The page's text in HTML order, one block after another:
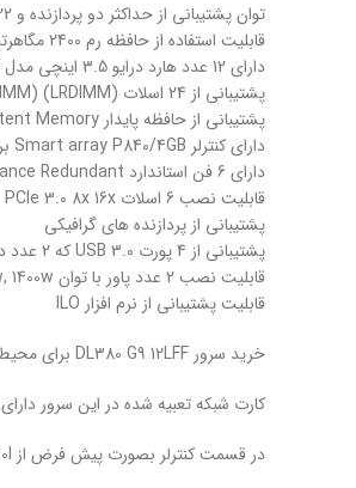
توان پشتیبانی از حداکثر دو پردازنده و 22 هسته در پردازنده از سری V3 مدل E5-2600
قابلیت استفاده از حافظه رم 2400 مگاهرتزی با حداکثر ظرفیت 3 ترابایت سازگار با پردازنده سری V4
دارای 12 عدد هارد درایو 3.5 اینچی مدل LFF
پشتیبانی از 24 اسلات (DIMM DDR4 (RDIMM) (LRDIMM
پشتیبانی از حافظه پایدار HPE Persistent Memory
دارای کنترلر Smart array P840/4GB برای هارد SAS
دارای 6 فن استاندارد High Performance Redundant
قابلیت نصب 6 اسلات PCIe 3.0 8x 16x
پشتیبانی از پردازنده های گرافیکی
پشتیبانی از 4 پورت USB 3.0 که 2 عدد در پشت سرور و 2 عدد داخل شاسی
قابلیت نصب 2 عدد پاور با توان 500w , 800w, 1400w
قابلیت پشتیبانی از نرم افزار ILO
خرید سرور DL380 G9 12LFF برای محیط هایی که نیاز به ذخیره سازی اطلاعات حجیم در کنار محاسبات پیچیده را دارند گزینه مناسبی می باشد.
کارت شبکه تعبیه شده در این سرور دارای 4 پورت گیک با سرعت 1 گیگابایت بر ثانیه می باشد. همچنین از کارت های شبکه با سرعت 40 گیگ نیز پشتیبانی می کند .
در قسمت کنترلر بصورت پیش فرض از Smart Array B140I برای استفاده از هاردهای SATA تعبیه شده است و برای استفاده از هارد های SAS از کنترلر P840/4GB استفاده می کند.